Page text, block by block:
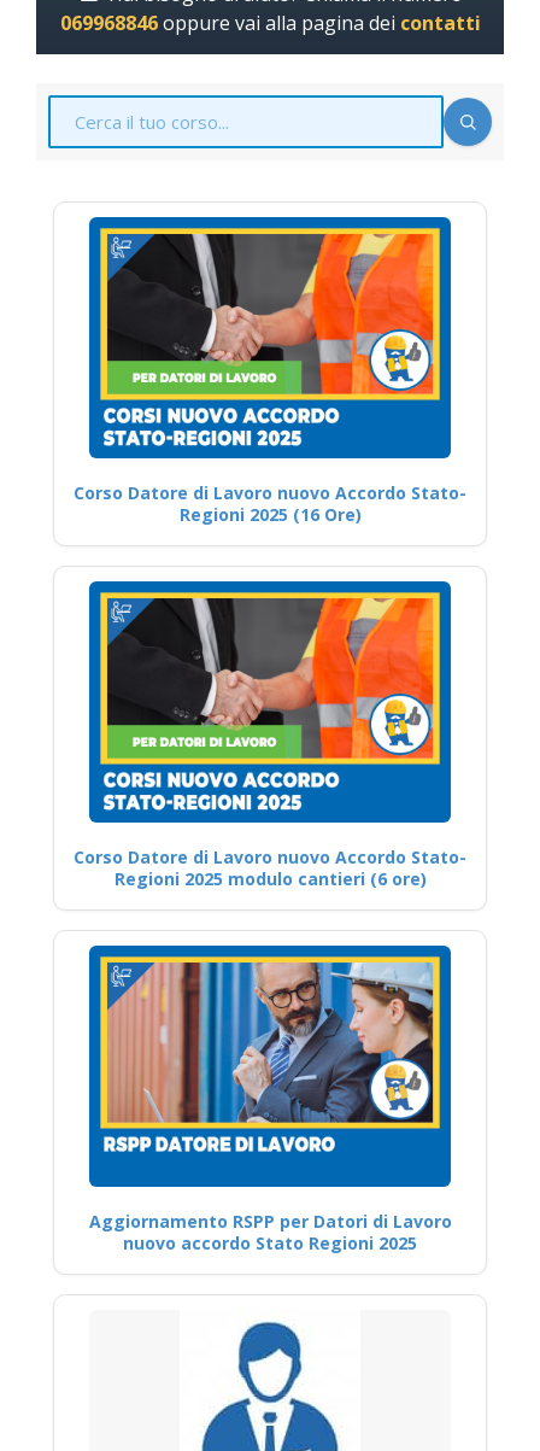
069968846oppure vai alla pagina dei contatti
Corso Datore di Lavoro nuovo Accordo Stato-
Regioni 2025 (16 Ore)
Corso Datore di Lavoro nuovo Accordo Stato-
Regioni 2025 modulo cantieri (6 ore)
Aggiornamento RSPP per Datori di Lavoro
nuovo accordo Stato Regioni 2025